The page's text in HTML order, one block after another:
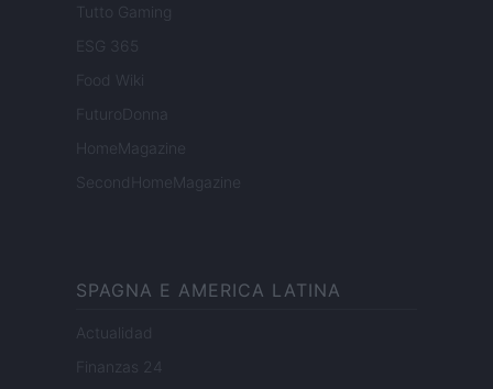
Tutto Gaming
ESG 365
Food Wiki
FuturoDonna
HomeMagazine
SecondHomeMagazine
SPAGNA E AMERICA LATINA
Actualidad
Finanzas 24